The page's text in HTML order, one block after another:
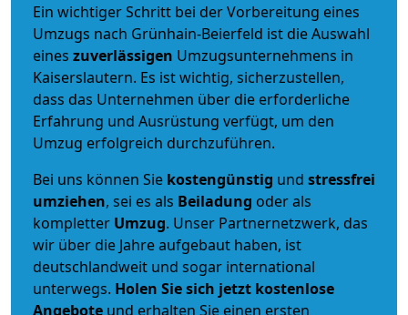
Ein wichtiger Schritt bei der Vorbereitung eines
Umzugs nach Grünhain-Beierfeld ist die Auswahl
eines zuverlässigen Umzugsunternehmens in
Kaiserslautern. Es ist wichtig, sicherzustellen,
dass das Unternehmen über die erforderliche
Erfahrung und Ausrüstung verfügt, um den
Umzug erfolgreich durchzuführen.
Bei uns können Sie kostengünstig und stressfrei
umziehen, sei es als Beiladung oder als
kompletter Umzug. Unser Partnernetzwerk, das
wir über die Jahre aufgebaut haben, ist
deutschlandweit und sogar international
unterwegs. Holen Sie sich jetzt kostenlose
Angebote und erhalten Sie einen ersten